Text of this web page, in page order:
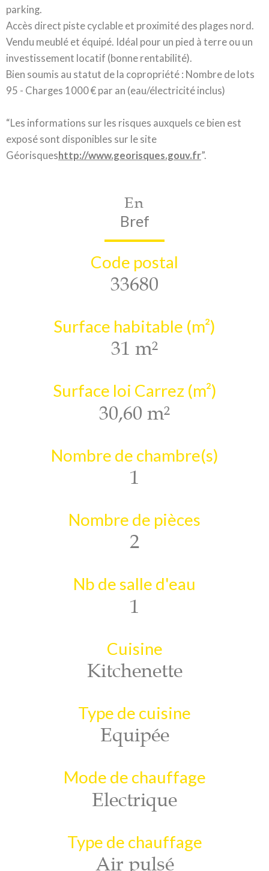
parking.
Accès direct piste cyclable et proximité des plages nord.
Vendu meublé et équipé. Idéal pour un pied à terre ou un
investissement locatif (bonne rentabilité).
Bien soumis au statut de la copropriété : Nombre de lots
95 - Charges 1000 € par an (eau/électricité inclus)
“Les informations sur les risques auxquels ce bien est
exposé sont disponibles sur le site
Géorisqueshttp://www.georisques.gouv.fr”.
En
Bref
Code postal
33680
Surface habitable (m²)
31 m²
Surface loi Carrez (m²)
30,60 m²
Nombre de chambre(s)
1
Nombre de pièces
2
Nb de salle d'eau
1
Cuisine
Kitchenette
Type de cuisine
Equipée
Mode de chauffage
Electrique
Type de chauffage
Air pulsé